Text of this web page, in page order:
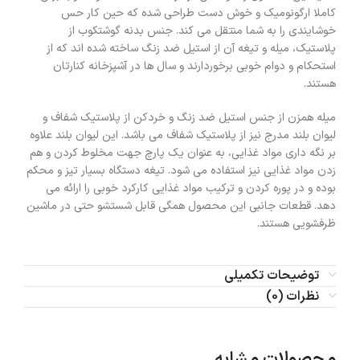
کاملا ارگونومیک و خوش دست طراحی شده که حین کار حس
خوشایندی را به شما منتقل می کند. جنس بدنه گوشتکوب از
پلاستیک، میله و تیغه آن از استیل ضد زنگ ساخته شده اند که از
استحکام و دوام خوبی برخوردارند و سال ها در آشپزخانه کنارتان
هستند.
میله همزن از جنس استیل ضد زنگ و خردکن از پلاستیک شفاف و
لیوان بلند مدرج نیز از پلاستیک شفاف می باشد. این لیوان بلند علاوه
بر نگه داری مواد غذایی، به عنوان یک پارچ جهت مخلوط کردن و هم
زدن مواد غذایی نیز استفاده می شود. تیغه دستگاه بسیار تیز و محکم
بوده و در پوره کردن و ترکیب مواد غذایی کارکرد خوبی را ارائه می
دهد. قطعات جانبی این محصول همگی قابل شستشو حتی در ماشین
ظرفشویی هستند.
توضیحات تکمیلی
نظرات (0)